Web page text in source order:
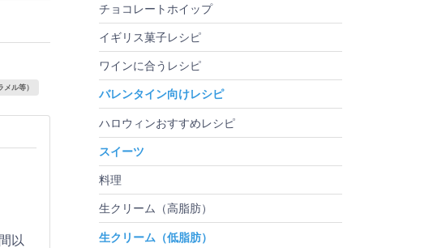
ル等）
以
チョコレートホイップ
イギリス菓子レシピ
ワインに合うレシピ
バレンタイン向けレシピ
ハロウィンおすすめレシピ
スイーツ
料理
生クリーム（高脂肪）
生クリーム（低脂肪）